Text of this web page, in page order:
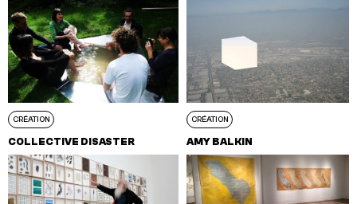
CRÉATION
COLLECTIVE DISASTER
CRÉATION
AMY BALKIN